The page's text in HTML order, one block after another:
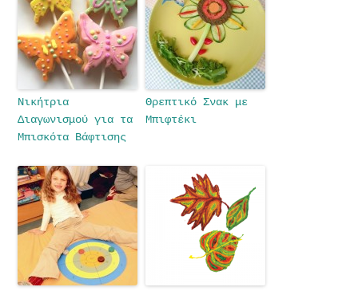
Νικήτρια
Διαγωνισμού για τα
Μπισκότα Βάφτισης
Θρεπτικό Σνακ με
Μπιφτέκι